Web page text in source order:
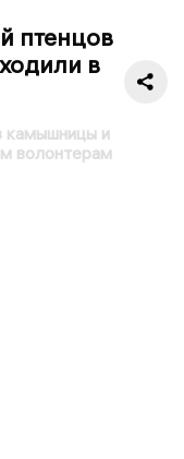
птенцов
в
камышницы и
волонтерам